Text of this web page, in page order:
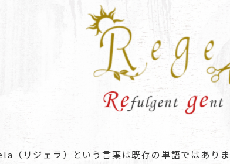
（リジェラ）という言葉は既存の単語ではありま